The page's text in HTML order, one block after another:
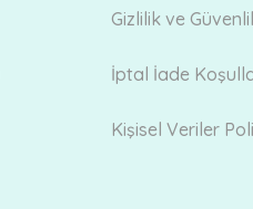
Gizlilik ve
İptal İade
Kişisel Veriler